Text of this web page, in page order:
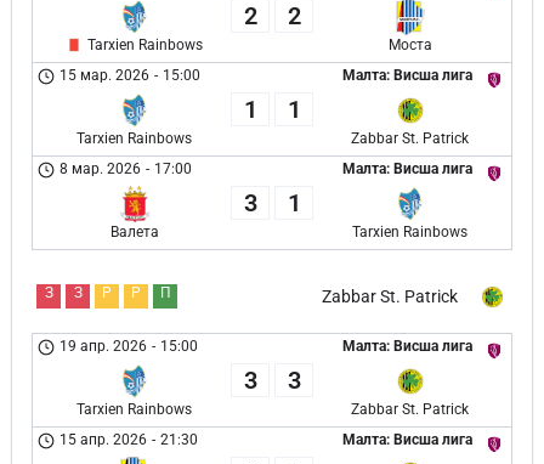
Tarxien Rainbows
2 2
Моста
Малта: Висша лига
15 мар. 2026 - 15:00
Tarxien Rainbows
1 1
Zabbar St. Patrick
Малта: Висша лига
8 мар. 2026 - 17:00
Валета
3 1
Tarxien Rainbows
Zabbar St. Patrick
З З Р Р П
Малта: Висша лига
19 апр. 2026 - 15:00
Tarxien Rainbows
3 3
Zabbar St. Patrick
Малта: Висша лига
15 апр. 2026 - 21:30